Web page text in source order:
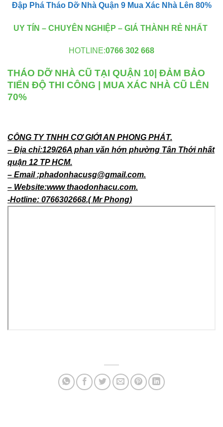
Đập Phá Tháo Dỡ Nhà Quận 9 Mua Xác Nhà Lên 80%
UY TÍN – CHUYÊN NGHIỆP – GIÁ THÀNH RẺ NHẤT
HOTLINE:0766 302 668
THÁO DỠ NHÀ CŨ TẠI QUẬN 10| ĐẢM BẢO
TIẾN ĐỘ THI CÔNG | MUA XÁC NHÀ CŨ LÊN
70%
CÔNG TY TNHH CƠ GIỚI AN PHONG PHÁT.
– Địa chỉ:129/26A phan văn hớn phường Tân Thới nhất
quận 12 TP HCM.
– Email :phadonhacusg@gmail.com.
– Website:www thaodonhacu.com.
-Hotline: 0766302668.( Mr Phong)